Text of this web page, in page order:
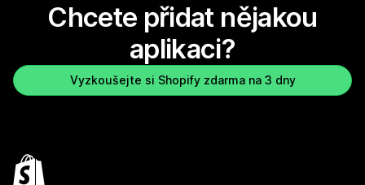
Chcete přidat nějakou
aplikaci?
Vyzkoušejte si Shopify zdarma na 3 dny